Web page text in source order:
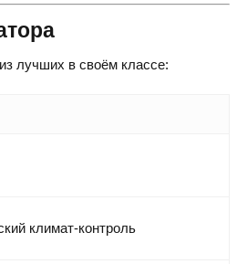
лучших в своём классе:
климат-контроль